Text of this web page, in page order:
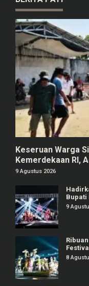
Keseruan Warga
Kemerdekaan RI,
Baris-berbaris
9 Agustus 2026
Bupati
9
8